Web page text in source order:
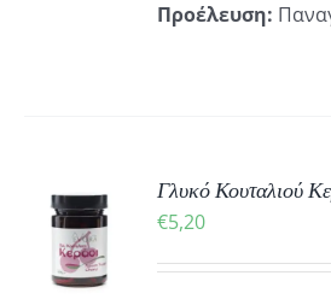
Προέλευση:
Γλυκό Κουταλιού
€5,20